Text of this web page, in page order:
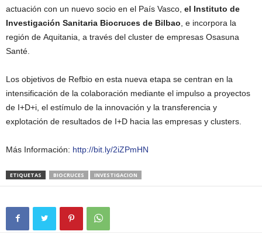
actuación con un nuevo socio en el País Vasco, el Instituto de
Investigación Sanitaria Biocruces de Bilbao , e incorpora la
región de Aquitania, a través del cluster de empresas Osasuna
Santé.
Los objetivos de Refbio en esta nueva etapa se centran en la
intensificación de la colaboración mediante el impulso a proyectos
de I+D+i, el estímulo de la innovación y la transferencia y
explotación de resultados de I+D hacia las empresas y clusters.
Más Información: http://bit.ly/2iZPmHN
ETIQUETAS BIOCRUCES INVESTIGACION